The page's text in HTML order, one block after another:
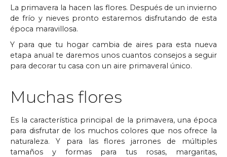
La primavera la hacen las flores. Después de un invierno
de frío y nieves pronto estaremos disfrutando de esta
época maravillosa.
Y para que tu hogar cambia de aires para esta nueva
etapa anual te daremos unos cuantos consejos a seguir
para decorar tu casa con un aire primaveral único.
Muchas flores
Es la característica principal de la primavera, una época
para disfrutar de los muchos colores que nos ofrece la
naturaleza. Y para las flores jarrones de múltiples
tamaños y formas para tus rosas, margaritas,